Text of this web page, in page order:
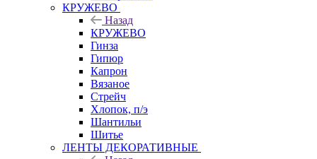
КРУЖЕВО
Назад
КРУЖЕВО
Гинза
Гипюр
Капрон
Вязаное
Стрейч
Хлопок, п/э
Шантильи
Шитье
ЛЕНТЫ ДЕКОРАТИВНЫЕ